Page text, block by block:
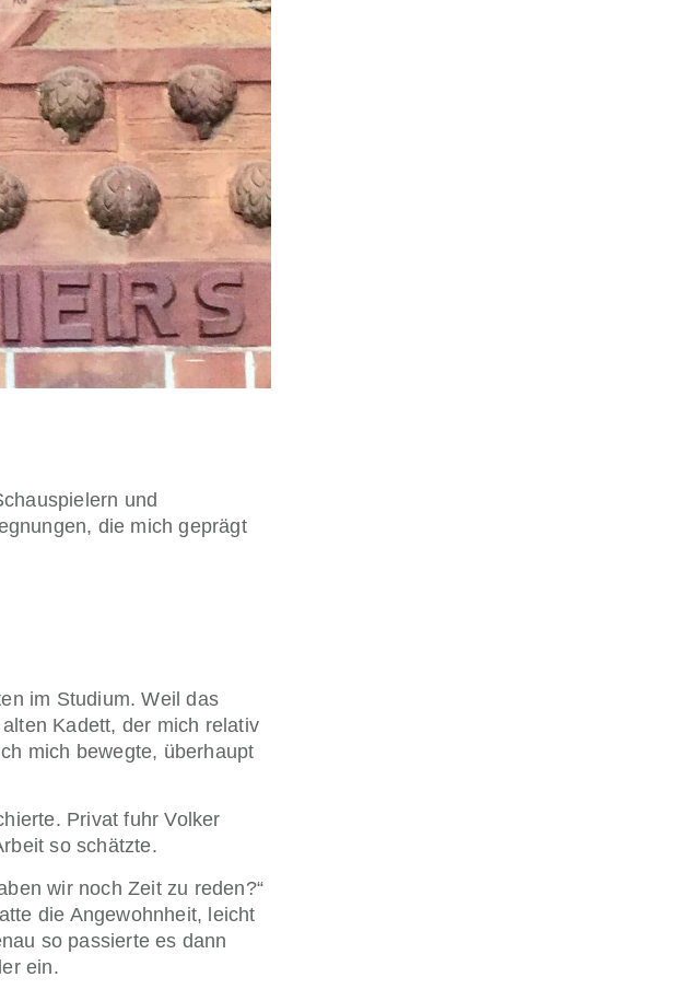
und
die mich geprägt
im Studium. Weil das
Kadett, der mich relativ
mich bewegte, überhaupt
Privat fuhr Volker
so schätzte.
wir noch Zeit zu reden?“
die Angewohnheit, leicht
so passierte es dann
ein.